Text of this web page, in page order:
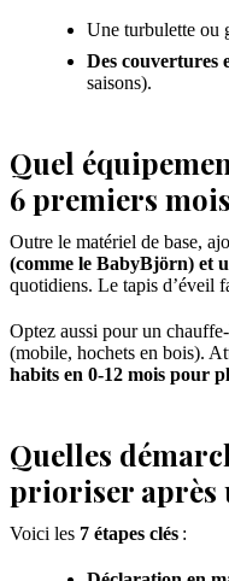
Une turbulette ou
Des couvertures
saisons).
Quel
6 premiers
Outre le matériel de base,
(comme le BabyBjörn) et
quotidiens. Le tapis d’éveil
Optez aussi pour un
(mobile, hochets en bois).
habits en 0-12 mois pour
Quelles
prioriser après
Voici les 7 étapes clés :